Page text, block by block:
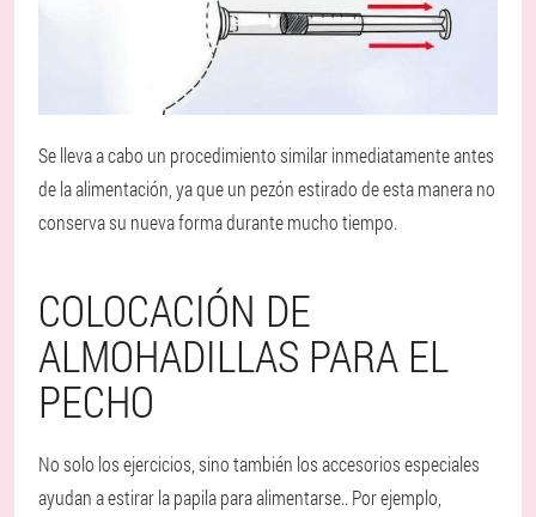
Se lleva a cabo un procedimiento similar inmediatamente antes
de la alimentación, ya que un pezón estirado de esta manera no
conserva su nueva forma durante mucho tiempo.
COLOCACIÓN DE
ALMOHADILLAS PARA EL
PECHO
No solo los ejercicios, sino también los accesorios especiales
ayudan a estirar la papila para alimentarse.. Por ejemplo,